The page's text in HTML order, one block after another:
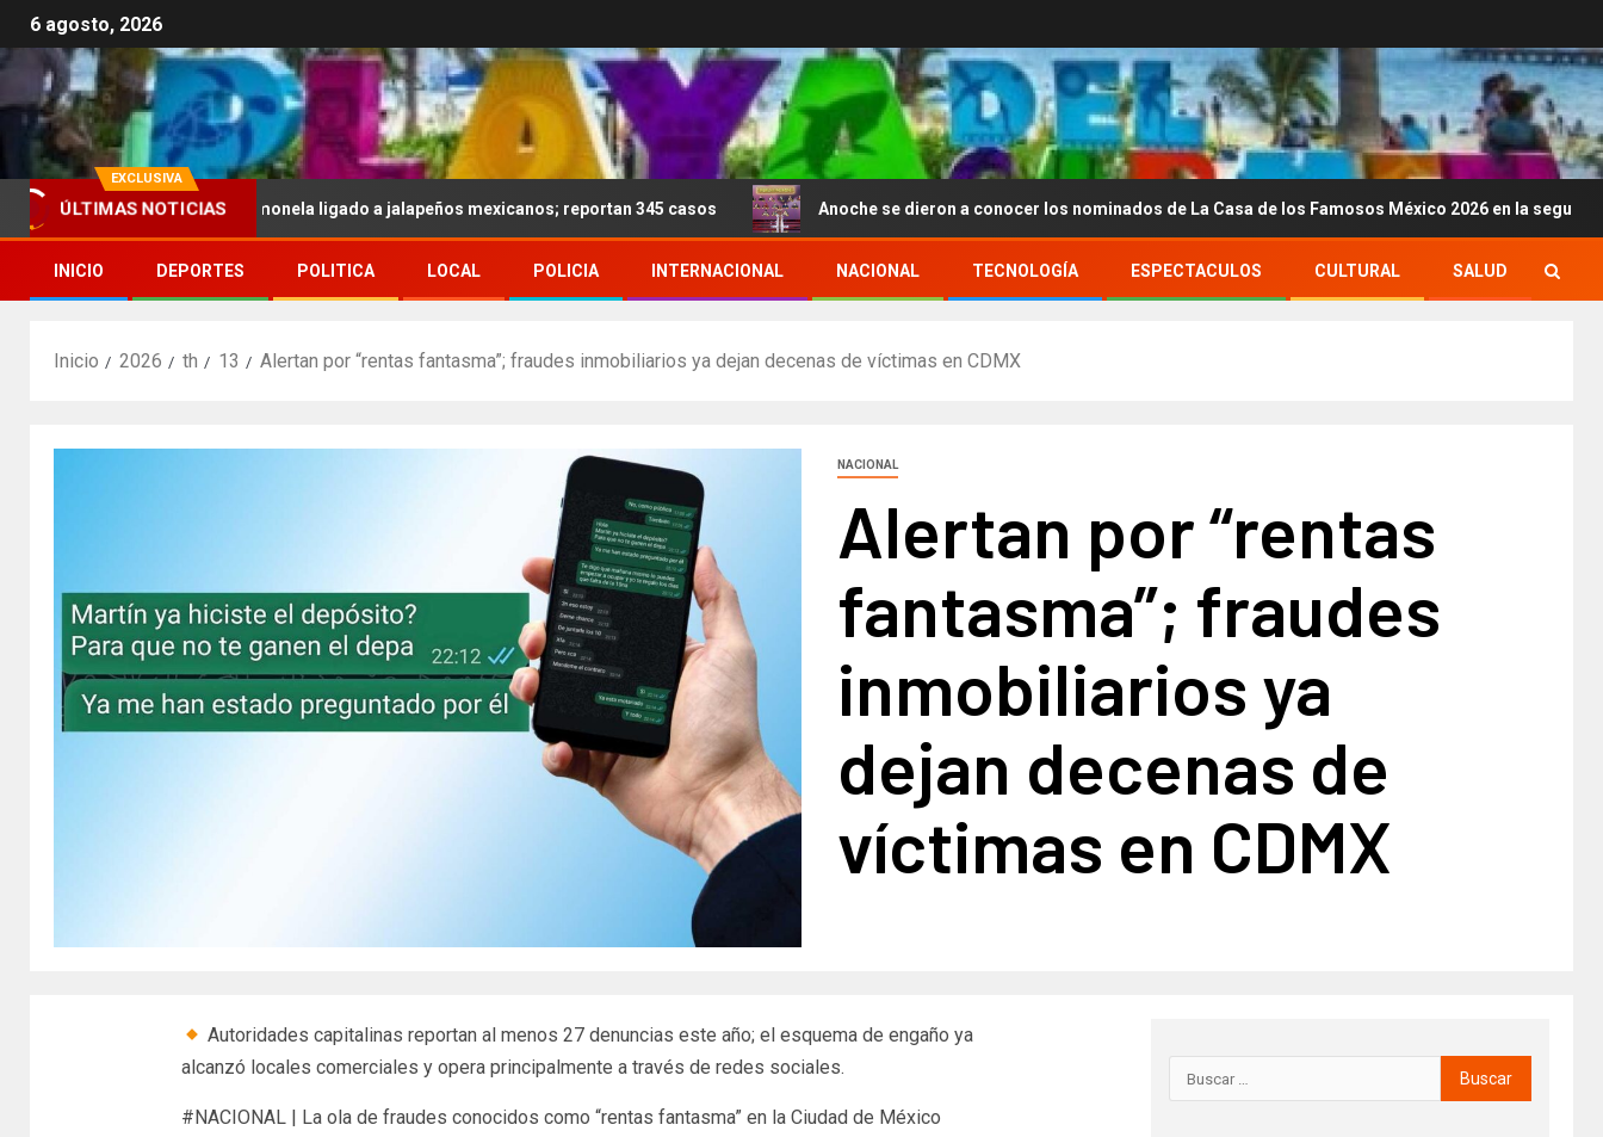
6 agosto, 2026
EXCLUSIVA
ÚLTIMAS NOTICIAS
por brote de salmonela ligado a jalapeños mexicanos; reportan 345 casos Anoche se dieron a conocer los nominados de La Casa de los Famosos México 2026 en la segunda semana
INICIO DEPORTES POLITICA LOCAL POLICIA INTERNACIONAL NACIONAL TECNOLOGÍA ESPECTACULOS CULTURAL SALUD
Inicio 2026 th 13 Alertan por “rentas fantasma”; fraudes inmobiliarios ya dejan decenas de víctimas en CDMX
NACIONAL
Alertan por “rentas
fantasma”; fraudes
inmobiliarios ya
dejan decenas de
víctimas en CDMX
Autoridades capitalinas reportan al menos 27 denuncias este año; el esquema de engaño ya
alcanzó locales comerciales y opera principalmente a través de redes sociales.
#NACIONAL | La ola de fraudes conocidos como “rentas fantasma” en la Ciudad de México